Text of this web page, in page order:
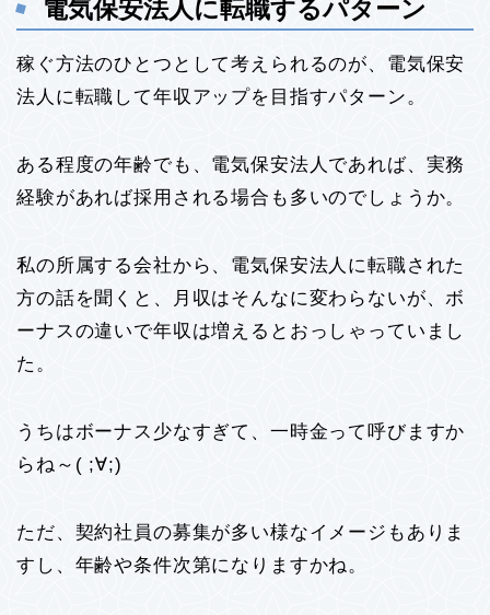
電気保安法人に転職するパターン
稼ぐ方法のひとつとして考えられるのが、電気保安
法人に転職して年収アップを目指すパターン。
ある程度の年齢でも、電気保安法人であれば、実務
経験があれば採用される場合も多いのでしょうか。
私の所属する会社から、電気保安法人に転職された
方の話を聞くと、月収はそんなに変わらないが、ボ
ーナスの違いで年収は増えるとおっしゃっていまし
た。
うちはボーナス少なすぎて、一時金って呼びますか
らね～( ;∀;)
ただ、契約社員の募集が多い様なイメージもありま
すし、年齢や条件次第になりますかね。